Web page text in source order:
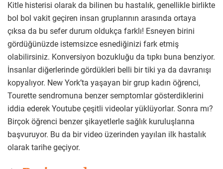
Kitle histerisi olarak da bilinen bu hastalık, genellikle birlikte
bol bol vakit geçiren insan gruplarının arasında ortaya
çıksa da bu sefer durum oldukça farklı! Esneyen birini
gördüğünüzde istemsizce esnediğinizi fark etmiş
olabilirsiniz. Konversiyon bozukluğu da tıpkı buna benziyor.
İnsanlar diğerlerinde gördükleri belli bir tiki ya da davranışı
kopyalıyor. New York’ta yaşayan bir grup kadın öğrenci,
Tourette sendromuna benzer semptomlar gösterdiklerini
iddia ederek Youtube çeşitli videolar yüklüyorlar. Sonra mı?
Birçok öğrenci benzer şikayetlerle sağlık kuruluşlarına
başvuruyor. Bu da bir video üzerinden yayılan ilk hastalık
olarak tarihe geçiyor.